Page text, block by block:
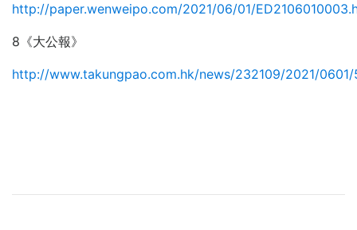
http://paper.wenweipo.com/2021/06/01/
8《大公報》
http://www.takungpao.com.hk/news/232109/2021/